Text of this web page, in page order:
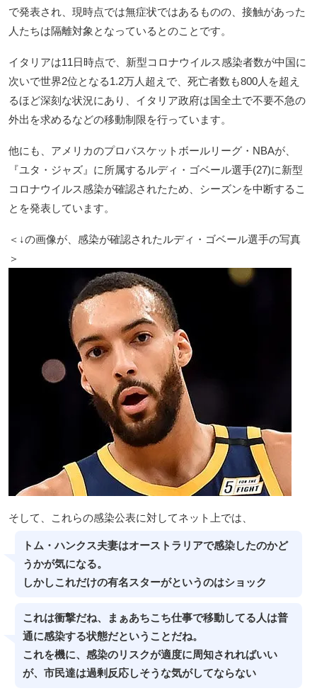
で発表され、現時点では無症状ではあるものの、接触があった
人たちは隔離対象となっているとのことです。
イタリアは11日時点で、新型コロナウイルス感染者数が中国に
次いで世界2位となる1.2万人超えで、死亡者数も800人を超え
るほど深刻な状況にあり、イタリア政府は国全土で不要不急の
外出を求めるなどの移動制限を行っています。
他にも、アメリカのプロバスケットボールリーグ・NBAが、
『ユタ・ジャズ』に所属するルディ・ゴベール選手(27)に新型
コロナウイルス感染が確認されたため、シーズンを中断するこ
とを発表しています。
＜↓の画像が、感染が確認されたルディ・ゴベール選手の写真
＞
そして、これらの感染公表に対してネット上では、
トム・ハンクス夫妻はオーストラリアで感染したのかど
うかが気になる。
しかしこれだけの有名スターがというのはショック
これは衝撃だね、まぁあちこち仕事で移動してる人は普
通に感染する状態だということだね。
これを機に、感染のリスクが適度に周知されればいい
が、市民達は過剰反応しそうな気がしてならない